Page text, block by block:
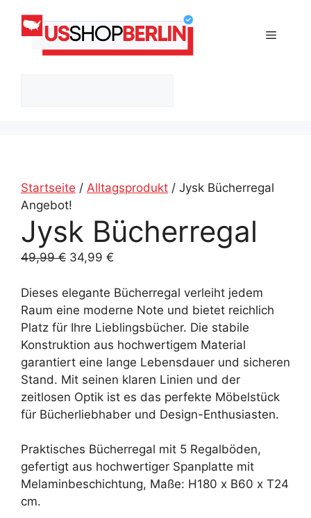
Inhalt
springen
Menü
Startseite / Alltagsprodukt / Jysk Bücherregal
Angebot!
Jysk Bücherregal
49,99€ Ursprünglicher
war:
49,99 €
34,99 €
ist:
34,99 €.
Dieses elegante Bücherregal verleiht jedem
Raum eine moderne Note und bietet reichlich
Platz für Ihre Lieblingsbücher. Die stabile
Konstruktion aus hochwertigem Material
garantiert eine lange Lebensdauer und sicheren
Stand. Mit seinen klaren Linien und der
zeitlosen Optik ist es das perfekte Möbelstück
für Bücherliebhaber und Design-Enthusiasten.
Praktisches Bücherregal mit 5 Regalböden,
gefertigt aus hochwertiger Spanplatte mit
Melaminbeschichtung, Maße: H180 x B60 x T24
cm.